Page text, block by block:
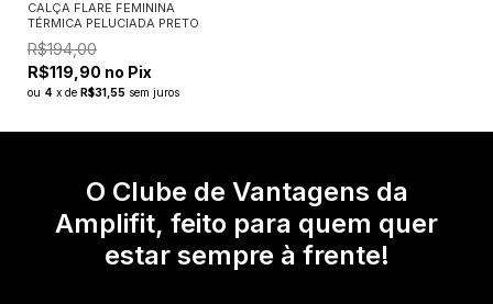
CALÇA FLARE FEMININA
TÉRMICA PELUCIADA PRETO
R$194,00
R$119,90 no Pix
ou 4 x de R$31,55 sem juros
O Clube de Vantagens da
Amplifit, feito para quem quer
estar sempre à frente!